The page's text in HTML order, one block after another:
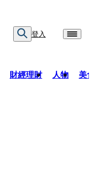
登入
財經理財 人物 美